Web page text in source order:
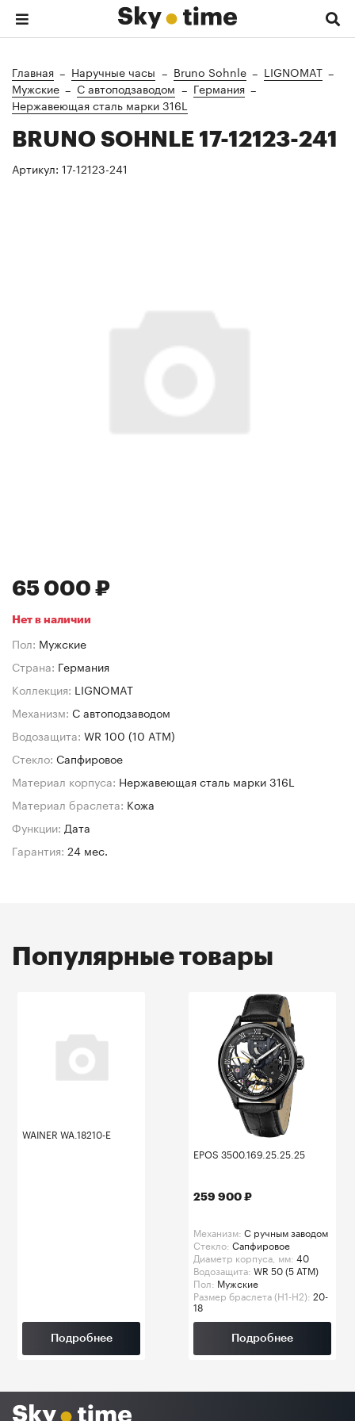
Главная Наручные часы Bruno Sohnle
LIGNOMAT
Мужские
C автоподзаводом
Германия
Нержавеющая сталь марки 316L
BRUNO SOHNLE 17-12123-241
Артикул: 17-12123-241
65 000 ₽
Нет в наличии
Пол: Мужские
Страна: Германия
Коллекция: LIGNOMAT
Механизм: C автоподзаводом
Водозащита: WR 100 (10 ATM)
Стекло: Сапфировое
Материал корпуса: Нержавеющая сталь марки 316L
Материал браслета: Кожа
Функции: Дата
Гарантия: 24 мес.
Популярные товары
WAINER WA.18210-E
Подробнее
EPOS 3500.169.25.25.25
259 900 ₽
Механизм: C ручным заводом
Стекло: Сапфировое
Диаметр корпуса, мм: 40
Водозащита: WR 50 (5 ATM)
Пол: Мужские
Размер браслета (H1-H2): 20-
18
Подробнее